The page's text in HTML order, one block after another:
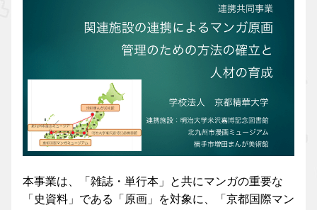
本事業は、「雑誌・単行本」と共にマンガの重要な
「史資料」である「原画」を対象に、「京都国際マン